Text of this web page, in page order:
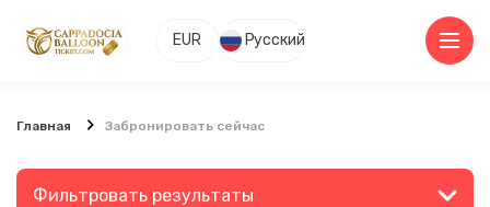
EUR Русский
Главная Забронировать сейчас
Фильтровать результаты